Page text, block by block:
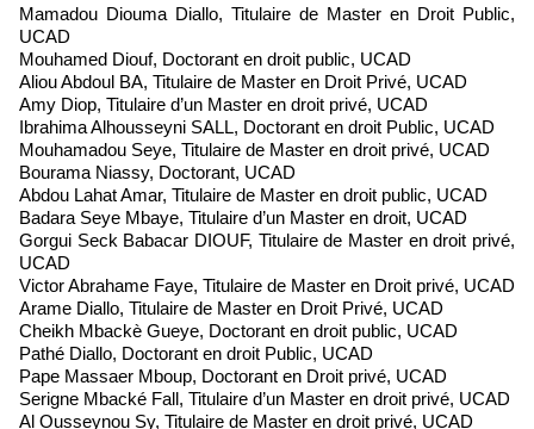
Mamadou Diouma Diallo, Titulaire de Master en Droit Public,
UCAD
Mouhamed Diouf, Doctorant en droit public, UCAD
Aliou Abdoul BA, Titulaire de Master en Droit Privé, UCAD
Amy Diop, Titulaire d’un Master en droit privé, UCAD
Ibrahima Alhousseyni SALL, Doctorant en droit Public, UCAD
Mouhamadou Seye, Titulaire de Master en droit privé, UCAD
Bourama Niassy, Doctorant, UCAD
Abdou Lahat Amar, Titulaire de Master en droit public, UCAD
Badara Seye Mbaye, Titulaire d’un Master en droit, UCAD
Gorgui Seck Babacar DIOUF, Titulaire de Master en droit privé,
UCAD
Victor Abrahame Faye, Titulaire de Master en Droit privé, UCAD
Arame Diallo, Titulaire de Master en Droit Privé, UCAD
Cheikh Mbackè Gueye, Doctorant en droit public, UCAD
Pathé Diallo, Doctorant en droit Public, UCAD
Pape Massaer Mboup, Doctorant en Droit privé, UCAD
Serigne Mbacké Fall, Titulaire d’un Master en droit privé, UCAD
Al Ousseynou Sy, Titulaire de Master en droit privé, UCAD